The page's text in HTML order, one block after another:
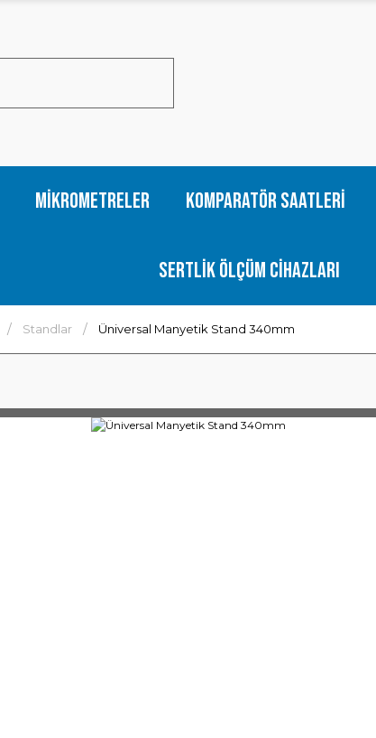
Mikrometreler Komparatör Saatleri
Sertlik Ölçüm Cihazları
Standlar Üniversal Manyetik Stand 340mm